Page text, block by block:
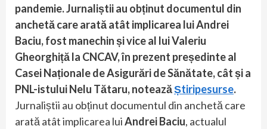
pandemie. Jurnaliștii au obținut documentul din
anchetă care arată atât implicarea lui Andrei
Baciu, fost manechin și vice al lui Valeriu
Gheorghiță la CNCAV, în prezent președinte al
Casei Naționale de Asigurări de Sănătate, cât și a
PNL-istului Nelu Tătaru, noteazăȘtiripesurse.
Jurnaliștii au obținut documentul din anchetă care
arată atât implicarea luiAndrei Baciu, actualul